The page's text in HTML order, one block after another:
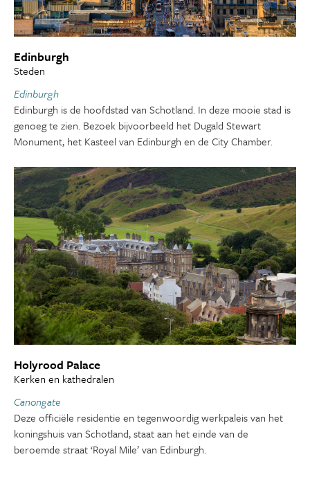
Edinburgh
Steden
Edinburgh
Edinburgh is de hoofdstad van Schotland. In deze mooie stad is
genoeg te zien. Bezoek bijvoorbeeld het Dugald Stewart
Monument, het Kasteel van Edinburgh en de City Chamber.
Holyrood Palace
Kerken en kathedralen
Canongate
Deze officiële residentie en tegenwoordig werkpaleis van het
koningshuis van Schotland, staat aan het einde van de
beroemde straat ‘Royal Mile’ van Edinburgh.